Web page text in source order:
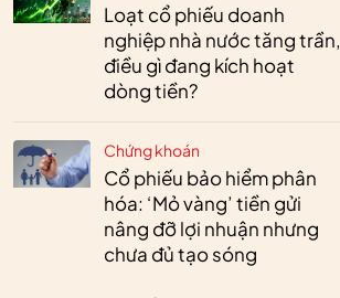
Loạt cổ phiếu doanh
nghiệp nhà nước tăng trần,
điều gì đang kích hoạt
dòng tiền?
Chứng khoán
Cổ phiếu bảo hiểm phân
hóa: ‘Mỏ vàng’ tiền gửi
nâng đỡ lợi nhuận nhưng
chưa đủ tạo sóng